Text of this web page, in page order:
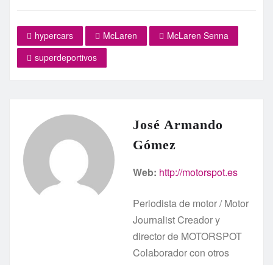
hypercars McLaren
McLaren Senna
superdeportivos
José Armando
Gómez
Web: http://motorspot.es
Periodista de motor / Motor
Journalist Creador y
director de MOTORSPOT
Colaborador con otros